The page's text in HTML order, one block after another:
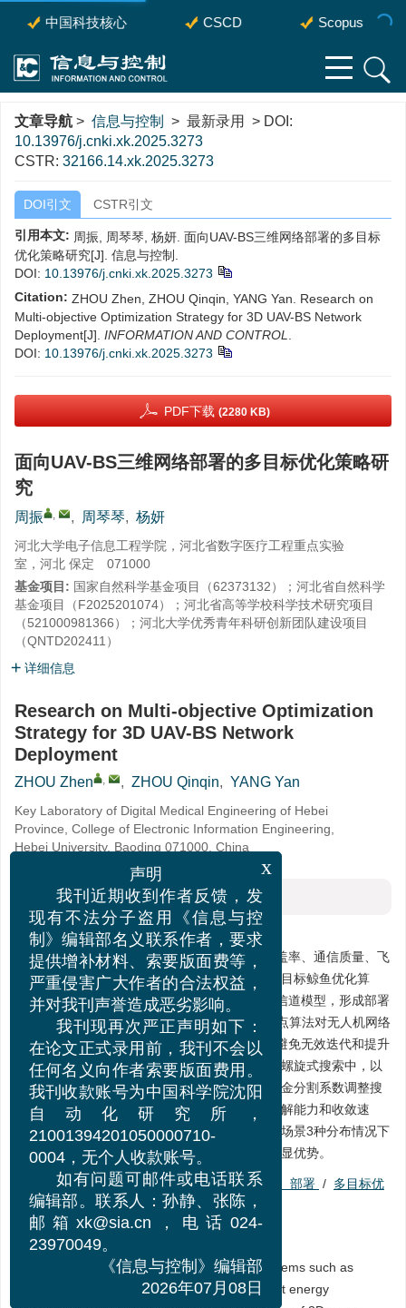
中国科技核心 CSCD Scopus
文章导航 > 信息与控制
> 最新录用 > DOI:
10.13976/j.cnki.xk.2025.3273
CSTR: 32166.14.xk.2025.3273
DOI引文 CSTR引文
引用本文: 周振, 周琴琴, 杨妍. 面向UAV-BS三维网络部署的多目标
优化策略研究[J]. 信息与控制.
DOI: 10.13976/j.cnki.xk.2025.3273
Citation: ZHOU Zhen, ZHOU Qinqin, YANG Yan. Research on
Multi-objective Optimization Strategy for 3D UAV-BS Network
Deployment[J]. INFORMATION AND CONTROL
DOI: 10.13976/j.cnki.xk.2025.3273
PDF下载 (2280 KB)
面向UAV-BS三维网络部署的多目标优化策略研
究
周振 , , 周琴琴, 杨妍
河北大学电子信息工程学院，河北省数字医疗工程重点实验
室，河北 保定 071000
基金项目: 国家自然科学基金项目（62373132）；河北省自然科学
基金项目（F2025201074）；河北省高等学校科学技术研究项目
（521000981366）；河北大学优秀青年科研创新团队建设项目
（QNTD202411 ）
详细信息
Research on Multi-objective Optimization
Strategy for 3D UAV-BS Network
Deployment
ZHOU Zhen , , ZHOU Qinqin, YANG Yan
Key Laboratory of Digital Medical Engineering of Hebei
Province, College of Electronic Information Engineering,
Hebei University, Baoding 071000, China
摘要
摘要:
针对3维空间移动网络基站部署过程中存在的覆盖率、通信质量、飞
行能耗等多目标优化问题，提出了一种改进的多目标鲸鱼优化算
法。首先，融合3维空间部署结构特征构建空间信道模型，形成部署
任务需求的多目标优化问题；其次，利用K中心点算法对无人机网络
基站的初始2维位置进行改进，加快迭代速度、避免无效迭代和提升
解的质量；然后，将改进的正余弦扰动因子融入螺旋式搜索中，以
增强种群多样性，逃离局部最优；最后，引入黄金分割系数调整搜
索方向，更准确地搜索最优个体，提高算法的求解能力和收敛速
度。通过对比仿真实验结果表明，本文算法在多场景3种分布情况下
的有效性，且覆盖率、飞行能耗等指标都具有明显优势。
关键词: 无人机（UAV）协同/网络基站（BS）部署 / 多目标优
化/鲸鱼算法
Abstract:
Aiming at the multi-objective optimization problems such as
coverage rate, communication quality and flight energy
x
声明
我刊近期收到作者反馈，发
现有不法分子盗用《信息与控
制》编辑部名义联系作者，要求
提供增补材料、索要版面费等，
严重侵害广大作者的合法权益，
并对我刊声誉造成恶劣影响。
我刊现再次严正声明如下：
在论文正式录用前，我刊不会以
任何名义向作者索要版面费用。
我刊收款账号为中国科学院沈阳
自动化研究所，
21001394201050000710-
0004，无个人收款账号。
如有问题可邮件或电话联系
编辑部。联系人：孙静、张陈，
邮箱xk@sia.cn，电话024-
23970049。
《信息与控制》编辑部
2026年07月08日